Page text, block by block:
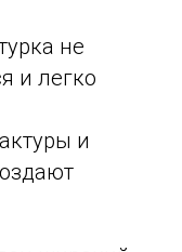
не
и легко
и